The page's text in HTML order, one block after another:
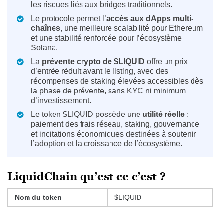
les risques liés aux bridges traditionnels.
Le protocole permet l’accès aux dApps multi-
chaînes, une meilleure scalabilité pour Ethereum
et une stabilité renforcée pour l’écosystème
Solana.
La prévente crypto de $LIQUID offre un prix
d’entrée réduit avant le listing, avec des
récompenses de staking élevées accessibles dès
la phase de prévente, sans KYC ni minimum
d’investissement.
Le token $LIQUID possède une utilité réelle :
paiement des frais réseau, staking, gouvernance
et incitations économiques destinées à soutenir
l’adoption et la croissance de l’écosystème.
LiquidChain qu’est ce c’est ?
Nom du token $LIQUID